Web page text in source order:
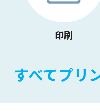
印刷
すべてプリ